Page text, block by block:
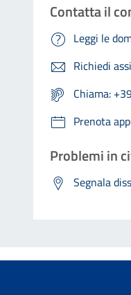
Contatta il
Leggi le
Richiedi
Chiama:
Prenota
Problemi in
Segnala